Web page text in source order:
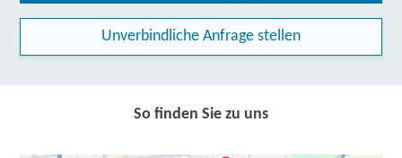
Unverbindliche Anfrage stellen
So finden Sie zu uns